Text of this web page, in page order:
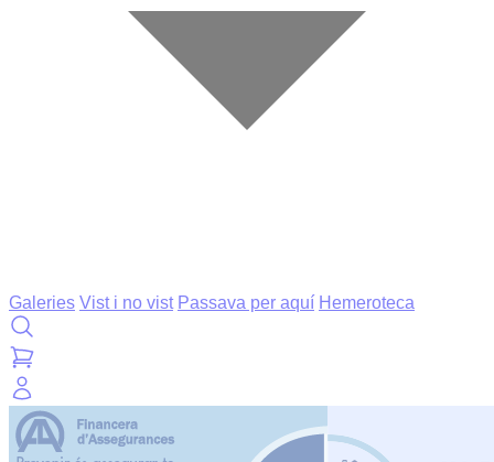
Galeries Vist i no vist Passava per aquí Hemeroteca